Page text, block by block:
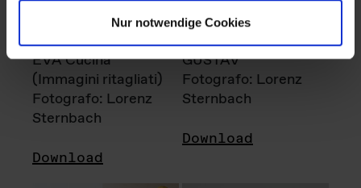
Nur notwendige Cookies
EVA Cucina
(Immagini ritagliati)
Fotografo: Lorenz
Sternbach
Download
GUSTAV
Fotografo: Lorenz
Sternbach
Download